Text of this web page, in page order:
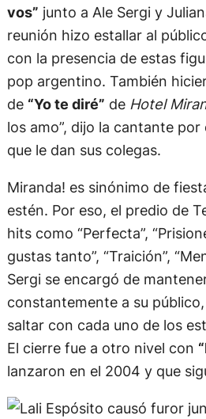
vos” junto a Ale Sergi y
reunión hizo estallar al
con la presencia de estas
pop argentino. También
de “Yo te diré” deHotel
los amo”, dijo la cantante
que le dan sus colegas.
Miranda! es sinónimo de
estén. Por eso, el predio de
hits como “Perfecta”,
gustas tanto”, “Traición”,
Sergi se encargó de
constantemente a su
saltar con cada uno de los
El cierre fue a otro nivel con
lanzaron en el 2004 y que